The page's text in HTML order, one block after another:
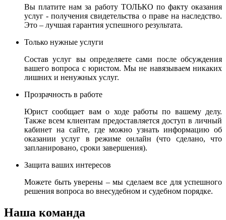
Вы платите нам за работу ТОЛЬКО по факту оказания
услуг - получения свидетельства о праве на наследство.
Это – лучшая гарантия успешного результата.
Только нужные услуги
Состав услуг вы определяете сами после обсуждения
вашего вопроса с юристом. Мы не навязываем никаких
лишних и ненужных услуг.
Прозрачность в работе
Юрист сообщает вам о ходе работы по вашему делу.
Также всем клиентам предоставляется доступ в личный
кабинет на сайте, где можно узнать информацию об
оказании услуг в режиме онлайн (что сделано, что
запланировано, сроки завершения).
Защита ваших интересов
Можете быть уверены – мы сделаем все для успешного
решения вопроса во внесудебном и судебном порядке.
Наша команда